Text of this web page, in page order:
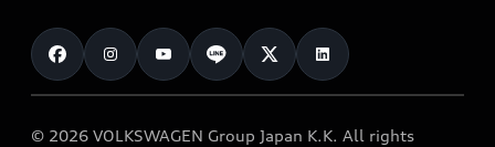
カタログ一覧
車検 / 定期点検
e-tronアフターサポート
クオリティ
保証
メンテナンス
お知らせ
オーナー様向けキャンペーン
© 2026 VOLKSWAGEN Group Japan K.K. All rights